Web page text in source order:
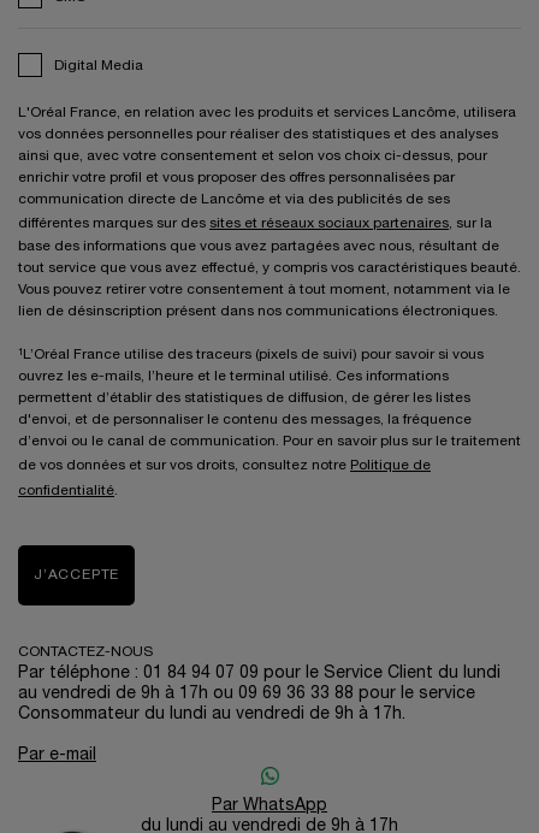
Digital Media
L'Oréal France, en relation avec les produits et services Lancôme, utilisera
vos données personnelles pour réaliser des statistiques et des analyses
ainsi que, avec votre consentement et selon vos choix ci-dessus, pour
enrichir votre profil et vous proposer des offres personnalisées par
communication directe de Lancôme et via des publicités de ses
différentes marques sur des sites et réseaux sociaux partenaires, sur la
base des informations que vous avez partagées avec nous, résultant de
tout service que vous avez effectué, y compris vos caractéristiques beauté.
Vous pouvez retirer votre consentement à tout moment, notamment via le
lien de désinscription présent dans nos communications électroniques.
¹L’Oréal France utilise des traceurs (pixels de suivi) pour savoir si vous
ouvrez les e-mails, l’heure et le terminal utilisé. Ces informations
permettent d’établir des statistiques de diffusion, de gérer les listes
d'envoi, et de personnaliser le contenu des messages, la fréquence
d’envoi ou le canal de communication. Pour en savoir plus sur le traitement
de vos données et sur vos droits, consultez notre Politique de
confidentialité.
J’ACCEPTE
CONTACTEZ-NOUS
Par téléphone : 01 84 94 07 09 pour le Service Client du lundi
au vendredi de 9h à 17h ou 09 69 36 33 88 pour le service
Consommateur du lundi au vendredi de 9h à 17h.
Par e-mail
Par WhatsApp
du lundi au vendredi de 9h à 17h